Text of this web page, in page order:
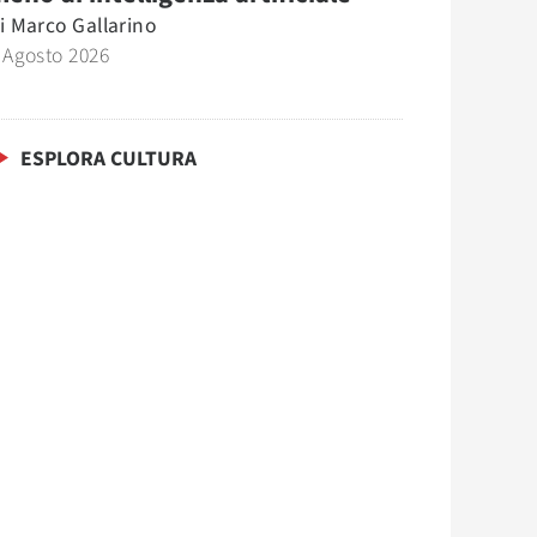
Marco Gallarino
2026
ESPLORA CULTURA